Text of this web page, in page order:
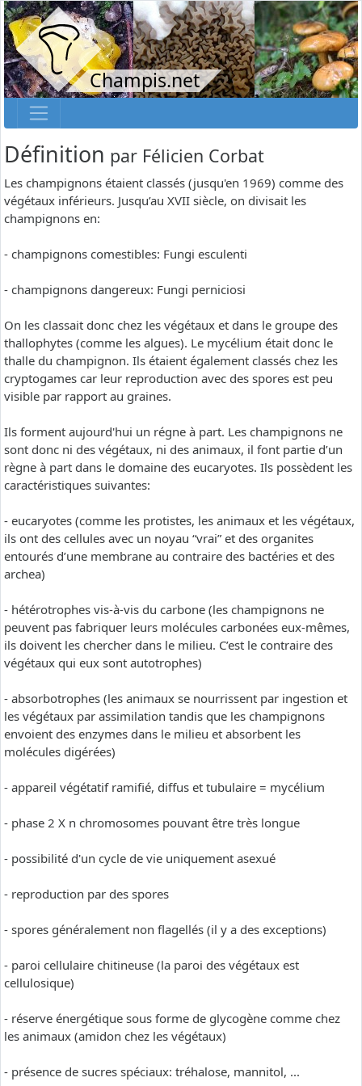
Champis.net
Définition par Félicien Corbat
Les champignons étaient classés (jusqu'en 1969) comme des
végétaux inférieurs. Jusqu’au XVII siècle, on divisait les
champignons en:
- champignons comestibles: Fungi esculenti
- champignons dangereux: Fungi perniciosi
On les classait donc chez les végétaux et dans le groupe des
thallophytes (comme les algues). Le mycélium était donc le
thalle du champignon. Ils étaient également classés chez les
cryptogames car leur reproduction avec des spores est peu
visible par rapport au graines.
Ils forment aujourd'hui un régne à part. Les champignons ne
sont donc ni des végétaux, ni des animaux, il font partie d’un
règne à part dans le domaine des eucaryotes. Ils possèdent les
caractéristiques suivantes:
- eucaryotes (comme les protistes, les animaux et les végétaux,
ils ont des cellules avec un noyau “vrai” et des organites
entourés d’une membrane au contraire des bactéries et des
archea)
- hétérotrophes vis-à-vis du carbone (les champignons ne
peuvent pas fabriquer leurs molécules carbonées eux-mêmes,
ils doivent les chercher dans le milieu. C’est le contraire des
végétaux qui eux sont autotrophes)
- absorbotrophes (les animaux se nourrissent par ingestion et
les végétaux par assimilation tandis que les champignons
envoient des enzymes dans le milieu et absorbent les
molécules digérées)
- appareil végétatif ramifié, diffus et tubulaire = mycélium
- phase 2 X n chromosomes pouvant être très longue
- possibilité d'un cycle de vie uniquement asexué
- reproduction par des spores
- spores généralement non flagellés (il y a des exceptions)
- paroi cellulaire chitineuse (la paroi des végétaux est
cellulosique)
- réserve énergétique sous forme de glycogène comme chez
les animaux (amidon chez les végétaux)
- présence de sucres spéciaux: tréhalose, mannitol, ...